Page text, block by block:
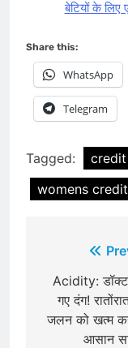
बेटियों के
Share this:
WhatsApp
Telegram
Tagged:
womens
Acidity:
गए दंग!
जलन को खत्म
आसान